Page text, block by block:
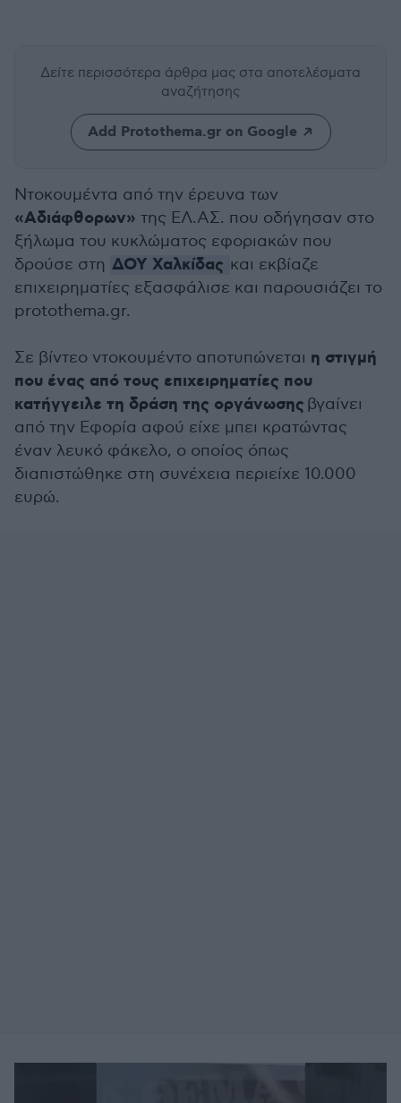
Δείτε περισσότερα άρθρα μας στα αποτελέσματα
αναζήτησης
Add Protothema.gr on Google
Ντοκουμέντα από την έρευνα των
«Αδιάφθορων» της ΕΛ.ΑΣ. που οδήγησαν στο
ξήλωμα του κυκλώματος εφοριακών που
δρούσε στη ΔΟΥ Χαλκίδας και εκβίαζε
επιχειρηματίες εξασφάλισε και παρουσιάζει το
protothema.gr.
Σε βίντεο ντοκουμέντο αποτυπώνεται η στιγμή
που ένας από τους επιχειρηματίες που
κατήγγειλε τη δράση της οργάνωσης βγαίνει
από την Εφορία αφού είχε μπει κρατώντας
έναν λευκό φάκελο, ο οποίος όπως
διαπιστώθηκε στη συνέχεια περιείχε 10.000
ευρώ.